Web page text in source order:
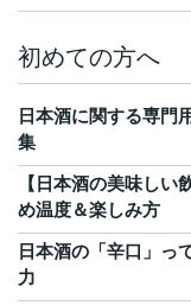
初めての方へ
日本酒に関する専門
集
【日本酒の美味し
め温度＆楽しみ方
日本酒の「辛口」っ
力